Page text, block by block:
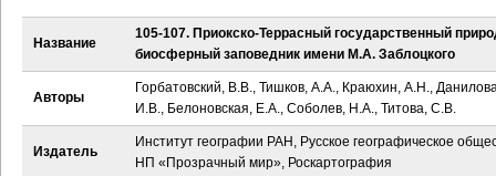
В
д
Название
105-107. Приокско-Террасный государственный
биосферный заповедник имени М.А. Заблоцкого
Авторы
Горбатовский, В.В., Тишков, А.А., Краюхин, А.Н.,
И.В., Белоновская, Е.А., Соболев, Н.А., Титова, С.В.
Издатель
Институт географии РАН, Русское географическое
НП «Прозрачный мир», Роскартография